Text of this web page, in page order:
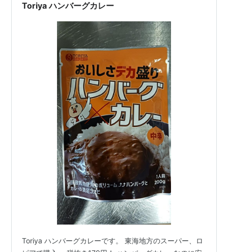
Toriya ハンバーグカレー
Toriya ハンバーグカレーです。 東海地方のスーパー、ロ